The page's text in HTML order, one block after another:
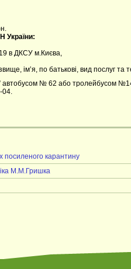
України:
в ДКСУ м.Києва,
ім’я, по батькові, вид послуг та
автобусом № 62 або тролейбусом
04.
посиленого карантину
М.М.Гришка